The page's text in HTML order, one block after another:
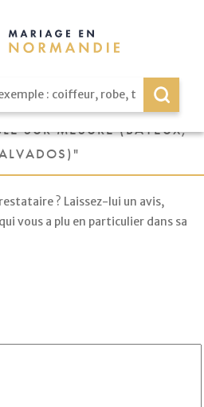
SUR " PIVOINE - FLEURISTE
SUR MESURE (BAYEUX,
? Laissez-lui un avis,
vous a plu en particulier dans sa